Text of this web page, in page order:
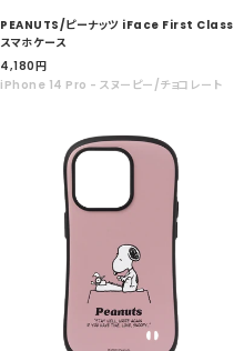
PEANUTS/ピーナッツ iFace First Class
スマホケース
セ
ー
4,180円
iPhone 14 Pro - スヌーピー/チョコレート